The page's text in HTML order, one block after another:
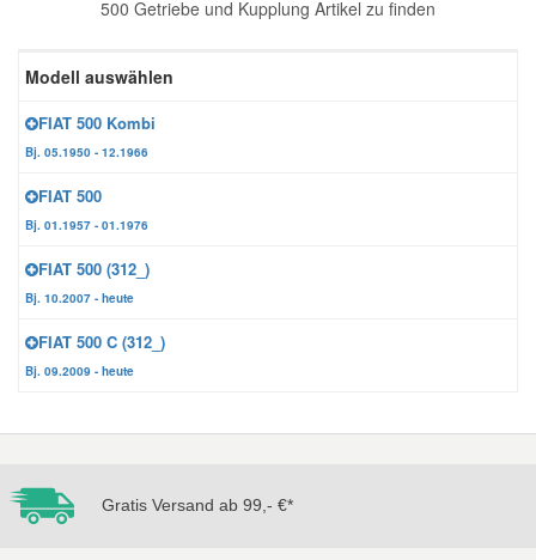
500 Getriebe und Kupplung Artikel zu finden
Modell auswählen
FIAT 500 Kombi
Bj. 05.1950 - 12.1966
FIAT 500
Bj. 01.1957 - 01.1976
FIAT 500 (312_)
Bj. 10.2007 - heute
FIAT 500 C (312_)
Bj. 09.2009 - heute
Gratis Versand ab 99,- €*
Zündanlage und Glühanlage
Jeep Ersatzteile
Lancia Ersatzteile